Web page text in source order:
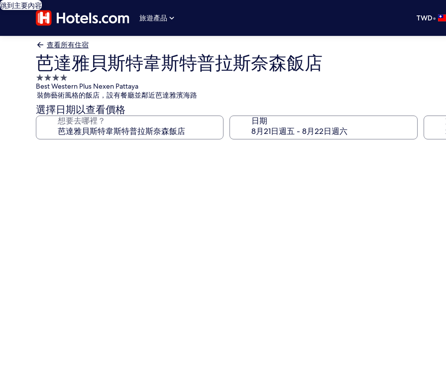
跳到主要內容
旅遊產品
TWD•
查看所有住宿
芭達雅貝斯特韋斯特普拉斯奈森飯店
4.0
星
級
住
宿
Best Western Plus Nexen Pattaya
裝飾藝術風格的飯店，設有餐廳並鄰近芭達雅濱海路
選擇日期以查看價格
想要去哪裡？ 日期